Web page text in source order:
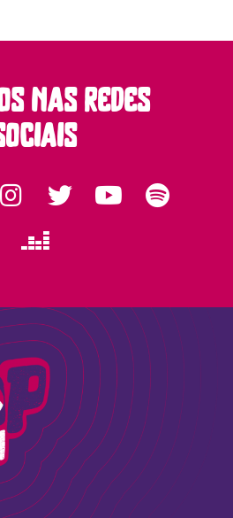
nas redes